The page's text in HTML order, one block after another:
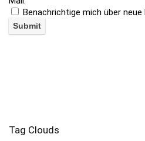
Benachrichtige mich über neue
Tag Clouds